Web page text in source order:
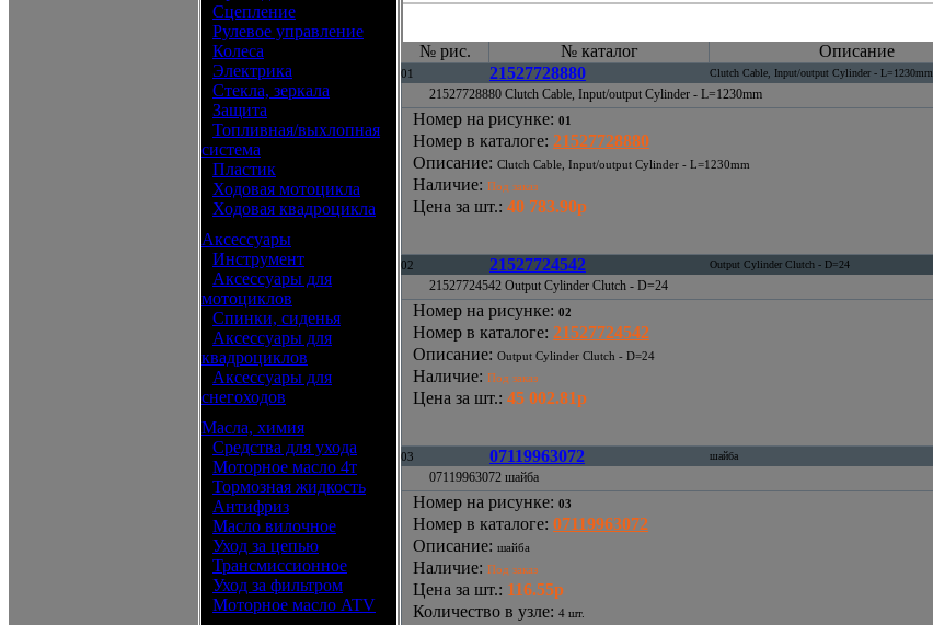
Сцепление
Рулевое управление
Колеса
Электрика
Стекла, зеркала
Защита
Топливная/выхлопная
система
Пластик
Ходовая мотоцикла
Ходовая квадроцикла
Аксессуары
Инструмент
Аксессуары для
мотоциклов
Спинки, сиденья
Аксессуары для
квадроциклов
Аксессуары для
снегоходов
Масла, химия
Средства для ухода
Моторное масло 4т
Тормозная жидкость
Антифриз
Масло вилочное
Уход за цепью
Трансмиссионное
Уход за фильтром
Моторное масло ATV
№ рис. № каталог Описание
01 21527728880 Clutch Cable, Input/output Cylinder - L=1230mm
21527728880 Clutch Cable, Input/output Cylinder - L=1230mm
Номер на рисунке: 01
Номер в каталоге: 21527728880
Описание: Clutch Cable, Input/output Cylinder - L=1230mm
Наличие: Под заказ
Цена за шт.: 40 783.90р
02 21527724542 Output Cylinder Clutch - D=24
21527724542 Output Cylinder Clutch - D=24
Номер на рисунке: 02
Номер в каталоге: 21527724542
Описание: Output Cylinder Clutch - D=24
Наличие: Под заказ
Цена за шт.: 45 002.81р
03 07119963072 шайба
07119963072 шайба
Номер на рисунке: 03
Номер в каталоге: 07119963072
Описание: шайба
Наличие: Под заказ
Цена за шт.: 116.55р
Количество в узле: 4 шт.